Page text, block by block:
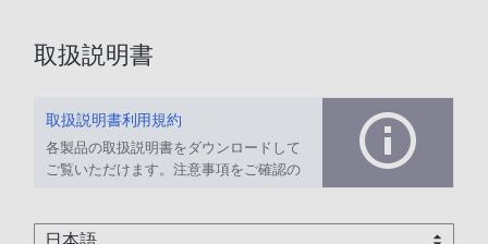
取扱説明書
取扱説明書利用規約
各製品の取扱説明書をダウンロードして
ご覧いただけます。注意事項をご確認の